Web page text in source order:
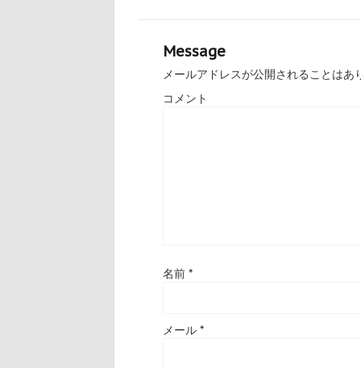
Message
メールアドレスが公開されることはあ
コメント
名前 *
メール *